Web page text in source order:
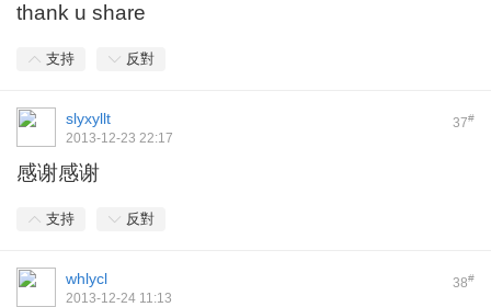
thank u share
支持 反對
37#
slyxyllt
2013-12-23 22:17
感谢感谢
支持 反對
38#
whlycl
2013-12-24 11:13